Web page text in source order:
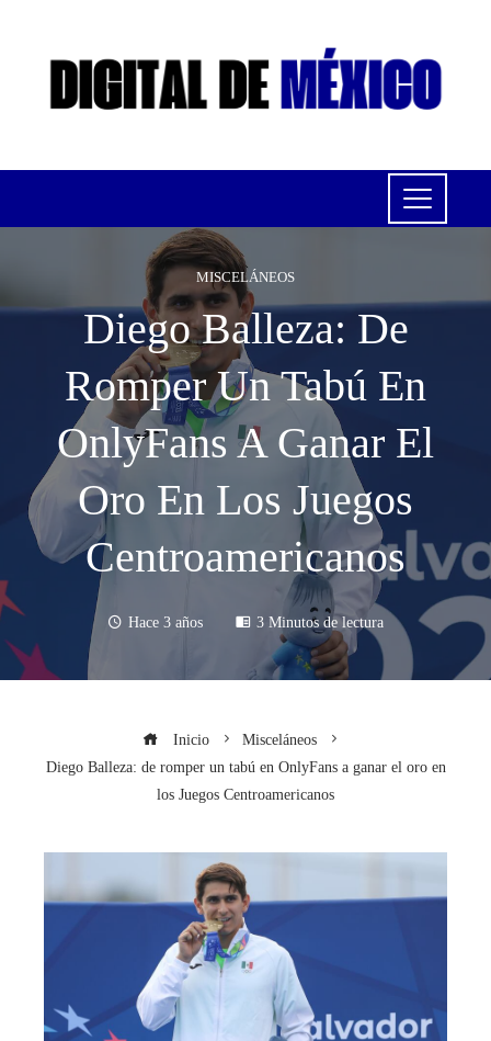
MISCELÁNEOS
Diego Balleza: De
Romper Un Tabú En
OnlyFans A Ganar El
Oro En Los Juegos
Centroamericanos
Hace 3 años 3 Minutos de lectura
Inicio
Misceláneos
Diego Balleza: de romper un tabú en OnlyFans a ganar el oro en
los Juegos Centroamericanos